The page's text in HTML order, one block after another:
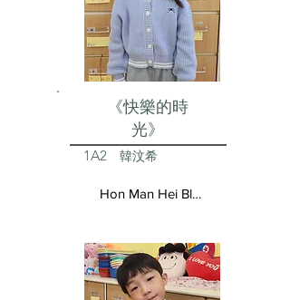
《快樂的時
光》
1A2 韓汶希
Hon Man Hei Blair